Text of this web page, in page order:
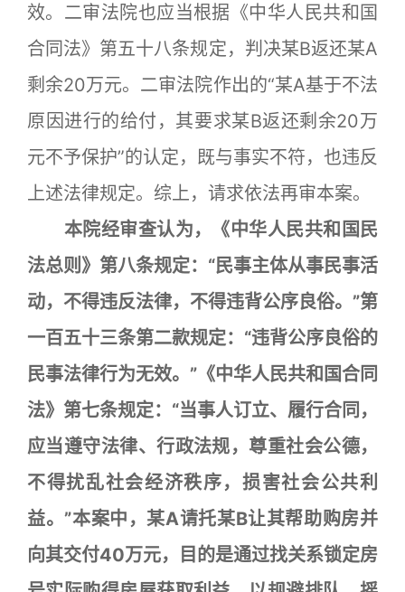
效。二审法院也应当根据《中华人民共和国
合同法》第五十八条规定，判决某B返还某A
剩余20万元。二审法院作出的“某A基于不法
原因进行的给付，其要求某B返还剩余20万
元不予保护”的认定，既与事实不符，也违反
上述法律规定。综上，请求依法再审本案。
本院经审查认为，《中华人民共和国民
法总则》第八条规定：“民事主体从事民事活
动，不得违反法律，不得违背公序良俗。”第
一百五十三条第二款规定：“违背公序良俗的
民事法律行为无效。”《中华人民共和国合同
法》第七条规定：“当事人订立、履行合同，
应当遵守法律、行政法规，尊重社会公德，
不得扰乱社会经济秩序，损害社会公共利
益。”本案中，某A请托某B让其帮助购房并
向其交付40万元，目的是通过找关系锁定房